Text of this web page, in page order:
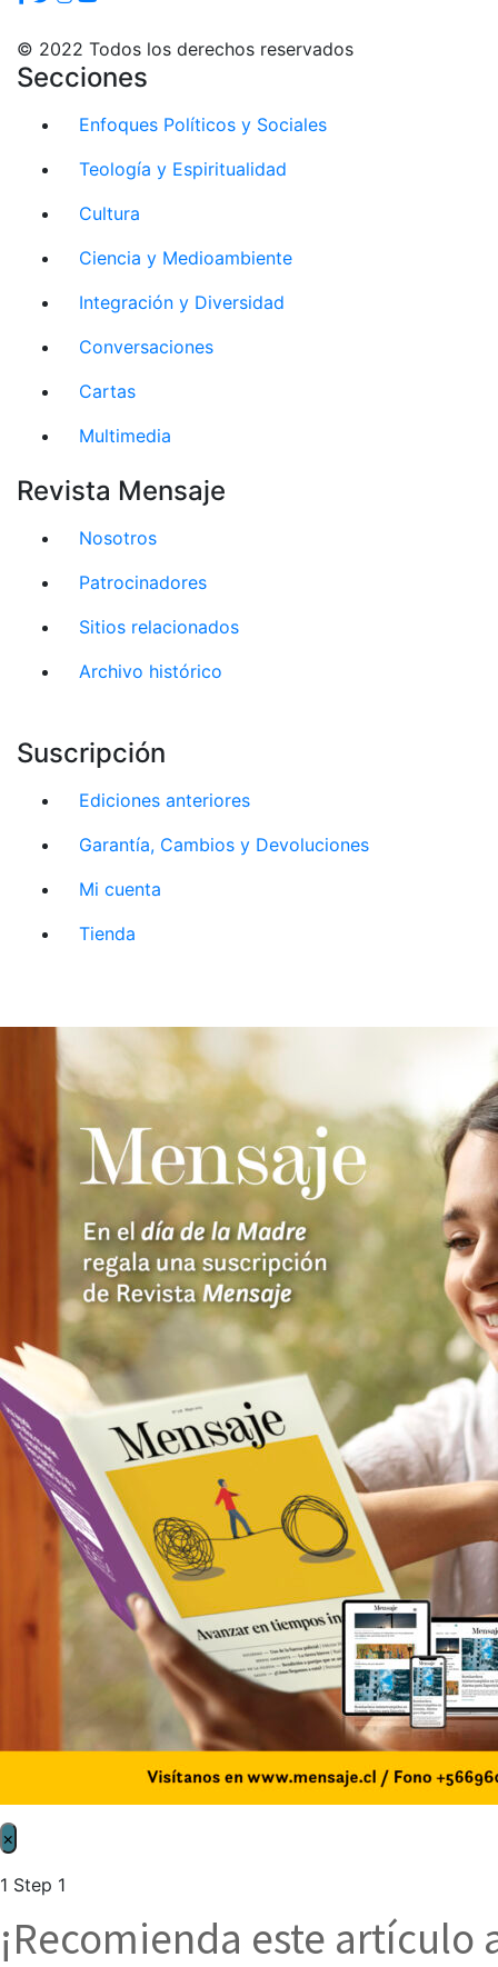
© 2022 Todos los derechos reservados
Secciones
Enfoques Políticos y Sociales
Teología y Espiritualidad
Cultura
Ciencia y Medioambiente
Integración y Diversidad
Conversaciones
Cartas
Multimedia
Revista Mensaje
Nosotros
Patrocinadores
Sitios relacionados
Archivo histórico
Suscripción
Ediciones anteriores
Garantía, Cambios y Devoluciones
Mi cuenta
Tienda
×
1 Step 1
¡Recomienda este artículo